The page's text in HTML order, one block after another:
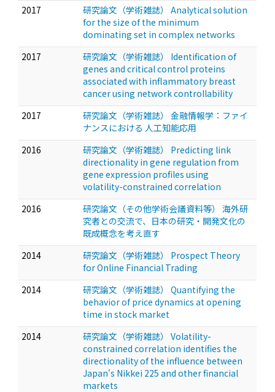
2017
研究論文（学術雑誌） Analytical solution
for the size of the minimum
dominating set in complex networks
2017
研究論文（学術雑誌） Identification of
genes and critical control proteins
associated with inflammatory breast
cancer using network controllability
2017
研究論文（学術雑誌） 金融情報学：ファイ
ナンスにおける 人工知能応用
2016
研究論文（学術雑誌） Predicting link
directionality in gene regulation from
gene expression profiles using
volatility-constrained correlation
2016
研究論文（その他学術会議資料等） 海外研
究者との交流で、日本の研究・開発文化の
既成概念を考え直す
2014
研究論文（学術雑誌） Prospect Theory
for Online Financial Trading
2014
研究論文（学術雑誌） Quantifying the
behavior of price dynamics at opening
time in stock market
2014
研究論文（学術雑誌） Volatility-
constrained correlation identifies the
directionality of the influence between
Japan's Nikkei 225 and other financial
markets